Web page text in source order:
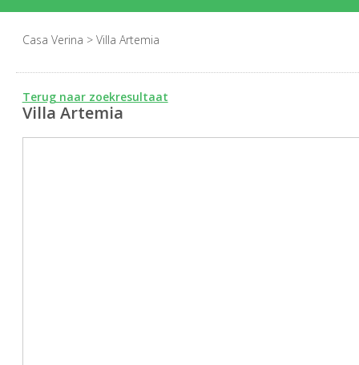
Casa Verina > Villa Artemia
Terug naar zoekresultaat
Villa Artemia